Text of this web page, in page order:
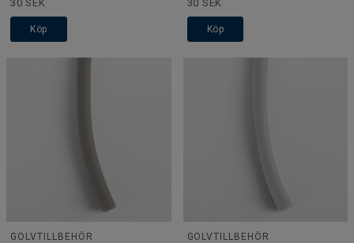
30 SEK
Köp
30 SEK
Köp
GOLVTILLBEHÖR GOLVTILLBEHÖR